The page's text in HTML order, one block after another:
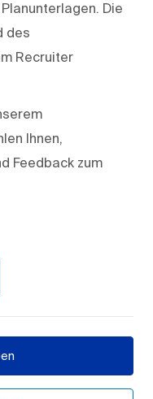
Die
des
Recruiter
Ihnen,
Feedback zum